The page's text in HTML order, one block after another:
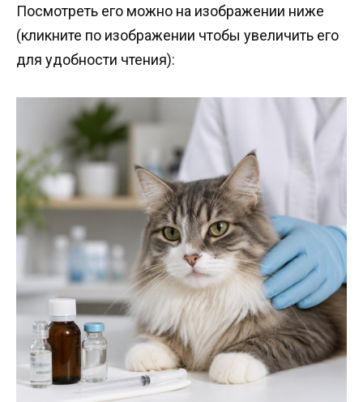
Посмотреть его можно на изображении ниже
(кликните по изображении чтобы увеличить его
для удобности чтения):